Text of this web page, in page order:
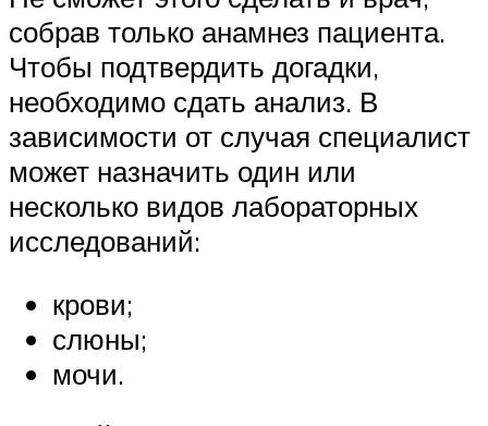
собрав только анамнез пациента.
Чтобы подтвердить догадки,
необходимо сдать анализ. В
зависимости от случая специалист
может назначить один или
несколько видов лабораторных
исследований:
крови;
слюны;
мочи.